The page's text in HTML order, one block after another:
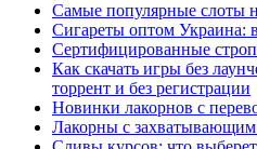
Самые популярные слоты
Сигареты оптом Украина:
Сертифицированные
Как скачать игры без
торрент и без регистрации
Новинки лакорнов с
Лакорны с